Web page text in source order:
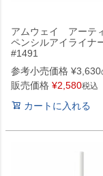
アムウェイ アーテ
ペンシルアイライナ
#1491
参考小売価格 ¥3,630
販売価格 ¥2,580税込
カートに入れる